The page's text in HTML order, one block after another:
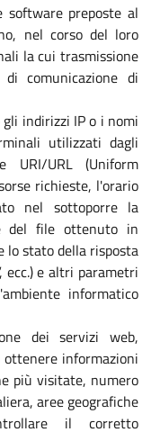
preposte al
nel corso del loro
la cui trasmissione
comunicazione di
indirizzi IP o i nomi
utilizzati dagli
URL (Uniform
richieste, l'orario
nel sottoporre la
del file ottenuto in
lo stato della risposta
ecc.) e altri parametri
informatico
dei servizi web,
informazioni
più visitate, numero
aree geografiche
il corretto